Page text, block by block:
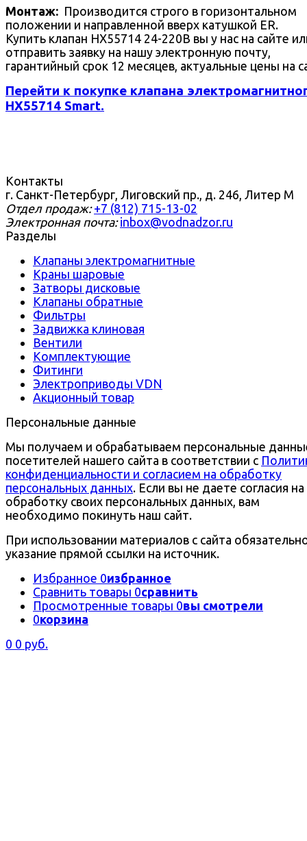
Монтаж: Производится строго в горизонтальном
положении и направленной вверх катушкой ER.
Купить клапан HX55714 24-220В вы у нас на сайте
отправить заявку на нашу электронную почту,
гарантийный срок 12 месяцев, актуальные цены на
Перейти к покупке клапана
HX55714 Smart.
Контакты
г. Санкт-Петербург, Лиговский пр., д. 246, Литер М
Отдел продаж: +7 (812) 715-13-02
Электронная почта: inbox@vodnadzor.ru
Разделы
Клапаны электромагнитные
Краны шаровые
Затворы дисковые
Клапаны обратные
Фильтры
Задвижка клиновая
Вентили
Комплектующие
Фитинги
Электроприводы VDN
Акционный товар
Персональные данные
Мы получаем и обрабатываем персональные
посетителей нашего сайта в соответствии с
конфиденциальности и согласием на обработку
персональных данных. Если вы не даете согласия на
обработку своих персональных данных, вам
необходимо покинуть наш сайт.
При использовании материалов с сайта
указание прямой ссылки на источник.
Избранное 0избранное
Сравнить товары 0сравнить
Просмотренные товары 0вы смотрели
0корзина
0 0 руб.